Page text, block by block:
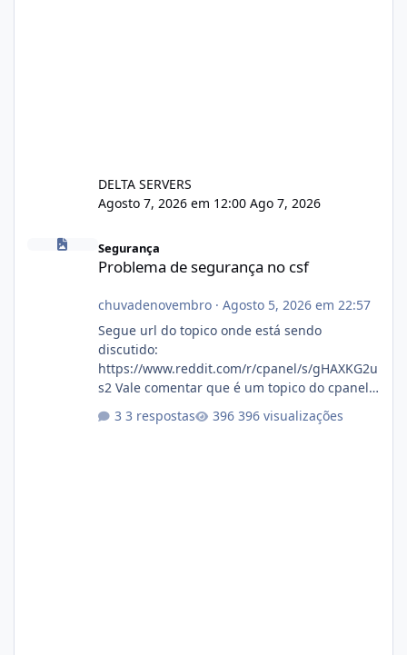
DELTA SERVERS
Agosto 7, 2026 em 12:00 Ago 7, 2026
Segurança
Problema de segurança no csf
chuvadenovembro· Agosto 5, 2026 em 22:57
Segue url do topico onde está sendo
discutido:
https://www.reddit.com/r/cpanel/s/gHAXKG2u
s2 Vale comentar que é um topico do cpanel...
3 respostas 396 visualizações